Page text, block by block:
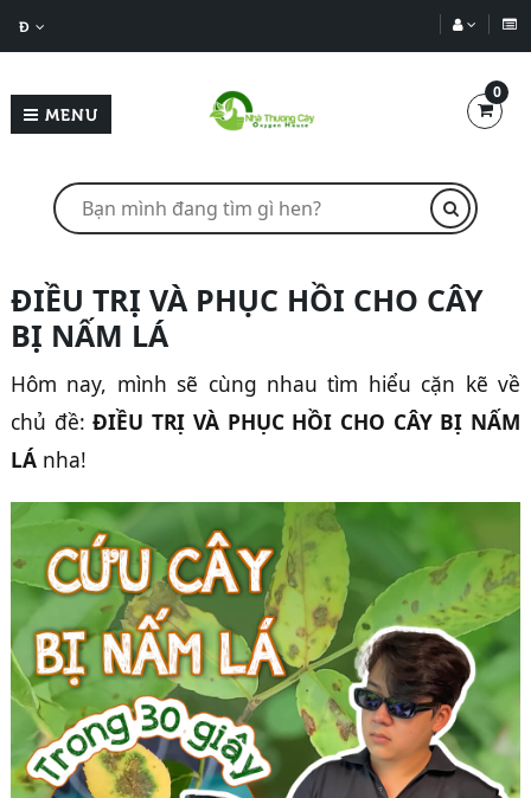
Đ
MENU
0
ĐIỀU TRỊ VÀ PHỤC HỒI CHO CÂY
BỊ NẤM LÁ
Hôm nay, mình sẽ cùng nhau tìm hiểu cặn kẽ về
chủ đề:ĐIỀU TRỊ VÀ PHỤC HỒI CHO CÂY BỊ NẤM
LÁ nha!